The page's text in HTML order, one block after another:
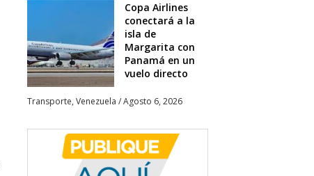
Copa Airlines
conectará a la
isla de
Margarita con
Panamá en un
vuelo directo
Transporte, Venezuela /Agosto 6, 2026